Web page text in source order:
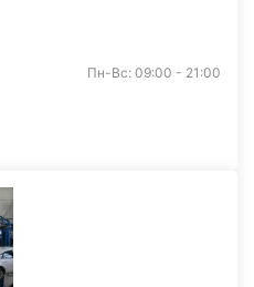
Пн-Вс: 09:00 - 21:00